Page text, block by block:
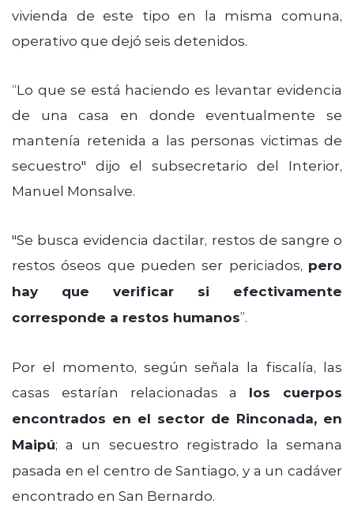
vivienda de este tipo en la misma comuna,
operativo que dejó seis detenidos.
“Lo que se está haciendo es levantar evidencia
de una casa en donde eventualmente se
mantenía retenida a las personas victimas de
secuestro" dijo el subsecretario del Interior,
Manuel Monsalve.
"Se busca evidencia dactilar, restos de sangre o
restos óseos que pueden ser periciados, pero
hay que verificar si efectivamente
corresponde a restos humanos”.
Por el momento, según señala la fiscalía, las
casas estarían relacionadas a los cuerpos
encontrados en el sector de Rinconada, en
Maipú; a un secuestro registrado la semana
pasada en el centro de Santiago, y a un cadáver
encontrado en San Bernardo.